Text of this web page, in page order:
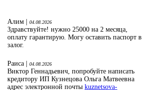
Алим |
04.08.2026
Здравствуйте! нужно 25000 на 2 месяца,
оплату гарантирую. Могу оставить паспорт в
залог.
Раиса | 04.08.2026
Виктор Геннадьевич, попробуйте написать
кредитору ИП Кузнецова Ольга Матвеевна
адрес электронной почты kuznetsova-